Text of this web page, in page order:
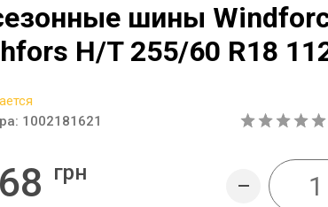
шины
H/T 255/60 R18
1002181621
грн